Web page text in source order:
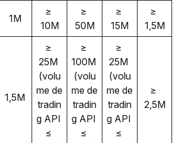
1M
≥
10M
≥
50M
≥
15M
≥
1,5M
1,5M
≥
25M
(volu
me de
tradin
g API
≤
≥
100M
(volu
me de
tradin
g API
≤
≥
25M
(volu
me de
tradin
g API
≤
≥
2,5M